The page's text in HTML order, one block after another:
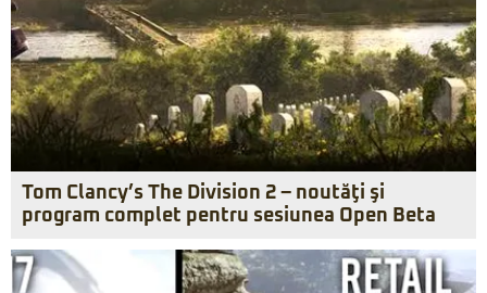
Tom Clancy’s The Division 2 – noutăţi şi
program complet pentru sesiunea Open Beta